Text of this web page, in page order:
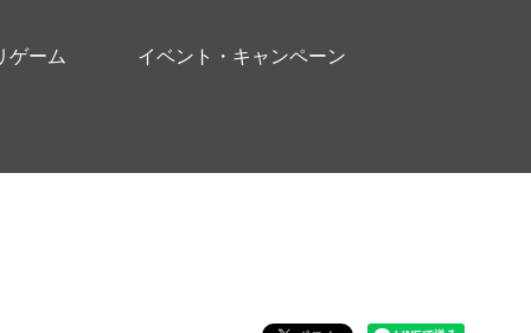
ゲーム イベント・キャンペーン